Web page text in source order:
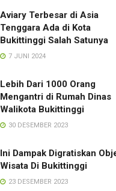
Aviary Terbesar di Asia
Tenggara Ada di Kota
Bukittinggi Salah Satunya
7 JUNI 2024
Lebih Dari 1000 Orang
Mengantri di Rumah Dinas
Walikota Bukittinggi
30 DESEMBER 2023
Ini Dampak Digratiskan
Wisata Di Bukittinggi
23 DESEMBER 2023